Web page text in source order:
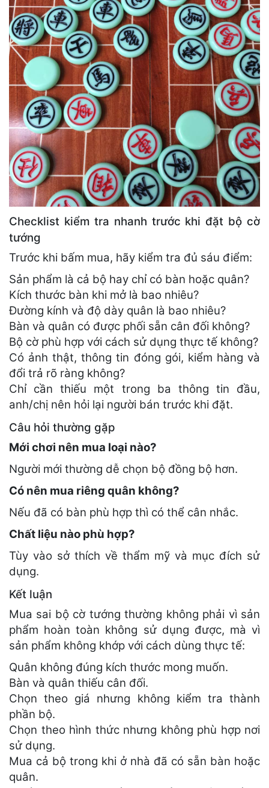
Checklist kiểm tra nhanh trước khi đặt bộ cờ
tướng
Trước khi bấm mua, hãy kiểm tra đủ sáu điểm:
Sản phẩm là cả bộ hay chỉ có bàn hoặc quân?
Kích thước bàn khi mở là bao nhiêu?
Đường kính và độ dày quân là bao nhiêu?
Bàn và quân có được phối sẵn cân đối không?
Bộ cờ phù hợp với cách sử dụng thực tế không?
Có ảnh thật, thông tin đóng gói, kiểm hàng và
đổi trả rõ ràng không?
Chỉ cần thiếu một trong ba thông tin đầu,
anh/chị nên hỏi lại người bán trước khi đặt.
Câu hỏi thường gặp
Mới chơi nên mua loại nào?
Người mới thường dễ chọn bộ đồng bộ hơn.
Có nên mua riêng quân không?
Nếu đã có bàn phù hợp thì có thể cân nhắc.
Chất liệu nào phù hợp?
Tùy vào sở thích về thẩm mỹ và mục đích sử
dụng.
Kết luận
Mua sai bộ cờ tướng thường không phải vì sản
phẩm hoàn toàn không sử dụng được, mà vì
sản phẩm không khớp với cách dùng thực tế:
Quân không đúng kích thước mong muốn.
Bàn và quân thiếu cân đối.
Chọn theo giá nhưng không kiểm tra thành
phần bộ.
Chọn theo hình thức nhưng không phù hợp nơi
sử dụng.
Mua cả bộ trong khi ở nhà đã có sẵn bàn hoặc
quân.